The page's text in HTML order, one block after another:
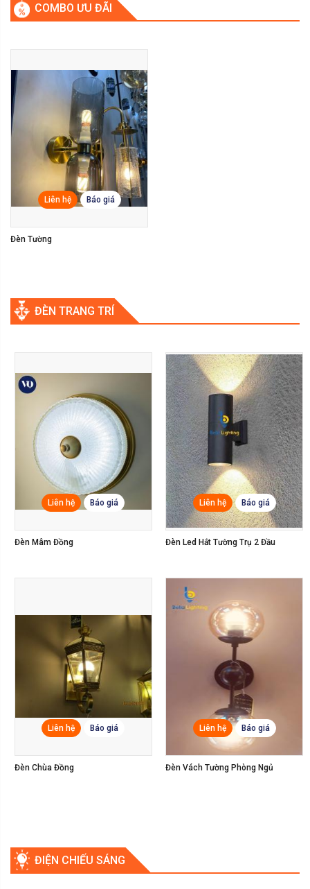
COMBO ƯU ĐÃI
Liên hệ Báo giá
Đèn Tường
ĐÈN TRANG TRÍ
Liên hệ Báo giá
Đèn Led Hắt Tường Trụ 2 Đầu
Liên hệ Báo giá
Đèn Tường Led
Liên hệ Báo giá
Đèn Vách Tường Phòng Ngủ
Liên hệ Báo giá
Đèn Tường Led
ĐIỆN CHIẾU SÁNG